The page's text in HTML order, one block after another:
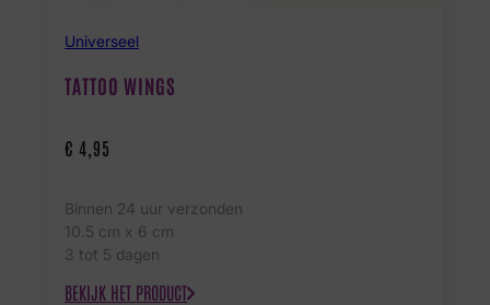
Universeel
TATTOO WINGS
€ 4,95
Binnen 24 uur verzonden
10.5 cm x 6 cm
3 tot 5 dagen
BEKIJK HET PRODUCT